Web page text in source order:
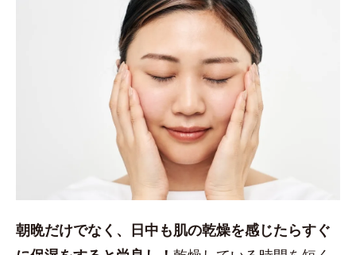
朝晩だけでなく、日中も肌の乾燥を感じたらすぐ